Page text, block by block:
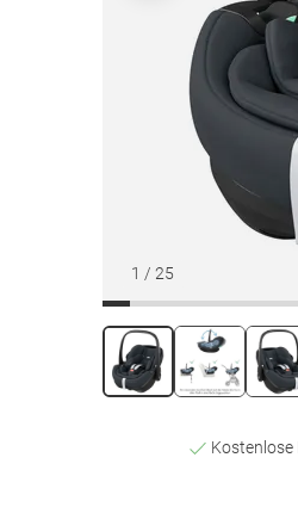
1 / 25
Kostenlose